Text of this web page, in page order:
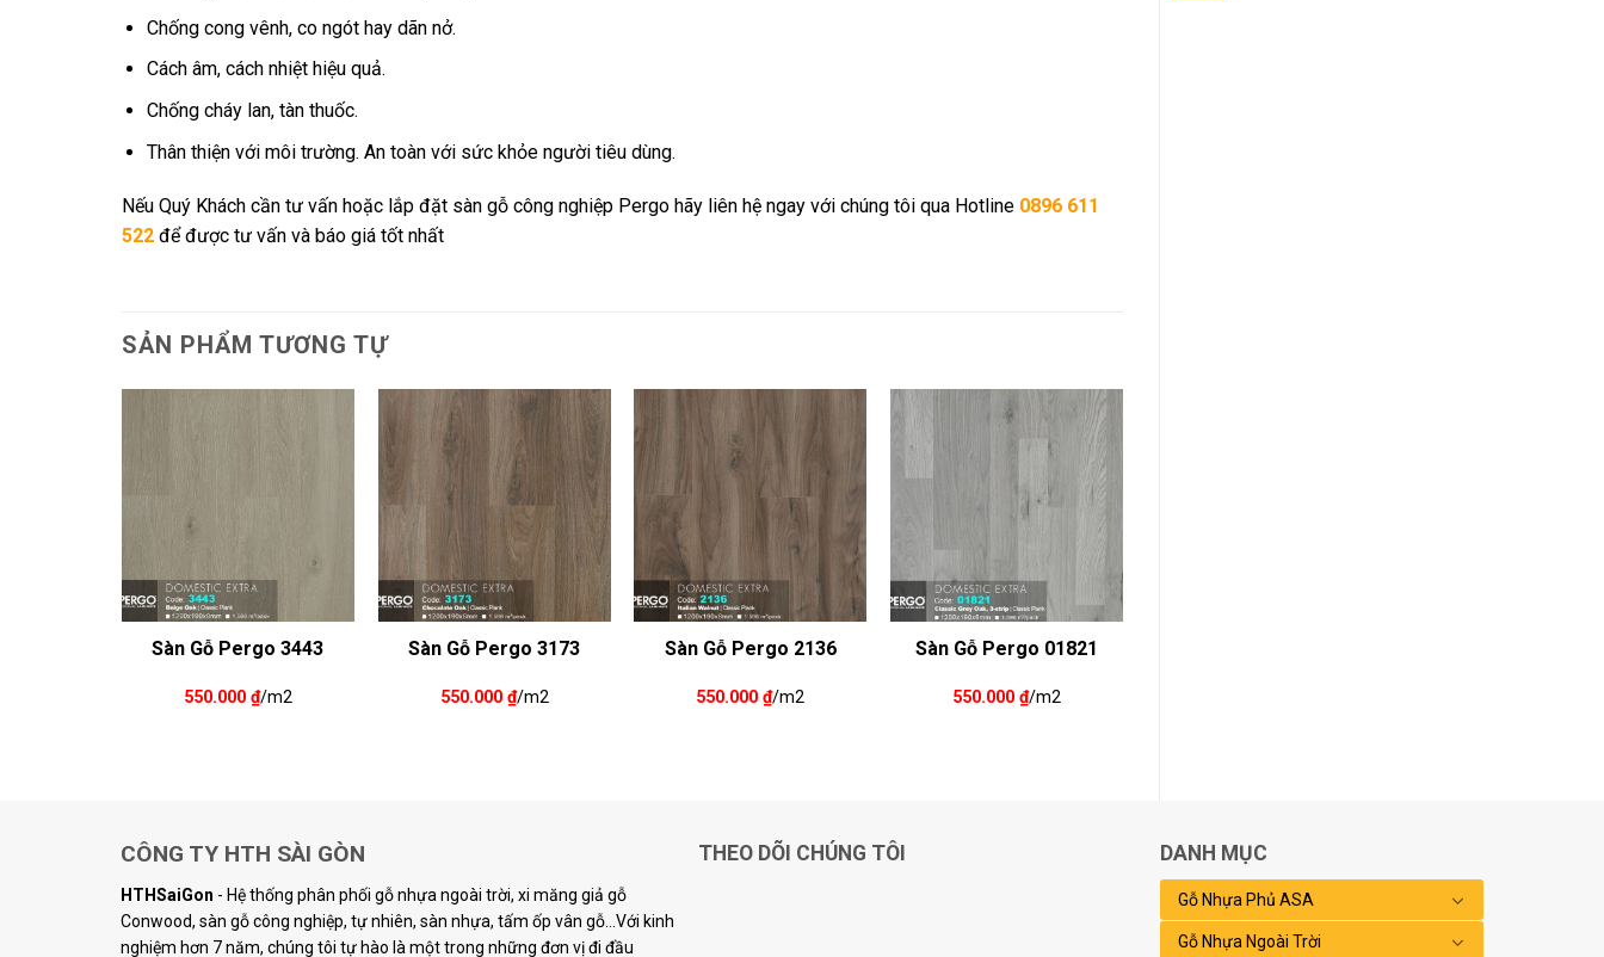
Chống cong vênh, co ngót hay dãn nở.
Cách âm, cách nhiệt hiệu quả.
Chống cháy lan, tàn thuốc.
Thân thiện với môi trường. An toàn với sức khỏe người tiêu dùng.
Nếu Quý Khách cần tư vấn hoặc lắp đặt sàn gỗ công nghiệp Pergo hãy liên hệ ngay với chúng tôi qua Hotline 0896 611
522 để được tư vấn và báo giá tốt nhất
SẢN PHẨM TƯƠNG TỰ
Sàn Gỗ Pergo 3443
550.000 ₫/m2
Sàn Gỗ Pergo 3173
550.000 ₫/m2
Sàn Gỗ Pergo 2136
550.000₫/m2
Sàn Gỗ Pergo 01821
550.000₫/m2
CÔNG TY HTH SÀI GÒN
HTHSaiGon - Hệ thống phân phối gỗ nhựa ngoài trời, xi măng giả gỗ
Conwood, sàn gỗ công nghiệp, tự nhiên, sàn nhựa, tấm ốp vân gỗ...Với kinh
nghiệm hơn 7 năm, chúng tôi tự hào là một trong những đơn vị đi đầu
THEO DÕI CHÚNG TÔI DANH MỤC
Gỗ Nhựa Phủ ASA
Gỗ Nhựa Ngoài Trời